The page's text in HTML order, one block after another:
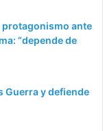
protagonismo ante
“depende de
Guerra y defiende